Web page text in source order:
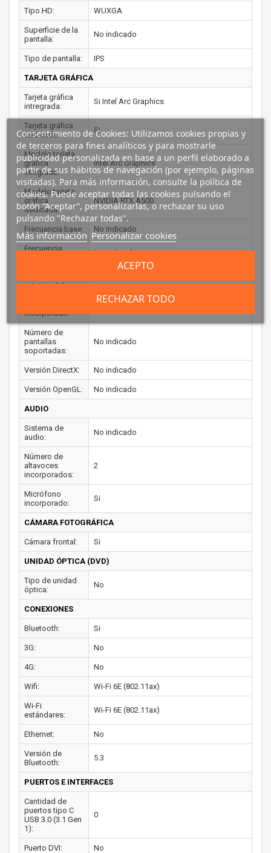
Tipo HD: WUXGA
Superficie de la
pantalla:
No indicado
Tipo de pantalla: IPS
TARJETA GRÁFICA
Tarjeta gráfica
intregrada:
Si Intel Arc Graphics
Tarjeta gráfica
dedicada:
Si
Modelo tarjeta
gráfica
integrada:
Intel Arc Graphics
Modelo tarjeta
gráfica
dedicada:
NVIDIA RTX A500
Frecuencia base: No indicado
Frecuencia
No indicado
máxima del
incorporado:
No indicado
Número de
pantallas
soportadas:
No indicado
Versión DirectX: No indicado
Versión OpenGL: No indicado
AUDIO
Sistema de
audio:
No indicado
Número de
altavoces
incorporados:
2
Micrófono
incorporado:
Si
CÁMARA FOTOGRÁFICA
Cámara frontal: Si
UNIDAD ÓPTICA (DVD)
Tipo de unidad
óptica:
No
CONEXIONES
Bluetooth: Si
3G: No
4G: No
Wifi: Wi-Fi 6E (802.11ax)
Wi-Fi
estándares:
Wi-Fi 6E (802.11ax)
Ethernet: No
Versión de
Bluetooth:
5.3
PUERTOS E INTERFACES
Cantidad de
puertos tipo C
USB 3.0 (3.1 Gen
1):
0
Puerto DVI: No
Consentimiento de Cookies: Utilizamos cookies propias y
de terceros para fines analíticos y para mostrarle
publicidad personalizada en base a un perfil elaborado a
partir de sus hábitos de navegación (por ejemplo, páginas
visitadas). Para más información, consulte la política de
cookies. Puede aceptar todas las cookies pulsando el
botón “Aceptar”, personalizarlas, o rechazar su uso
pulsando "Rechazar todas".
Más información Personalizar cookies
RECHAZAR TODO
ACEPTO